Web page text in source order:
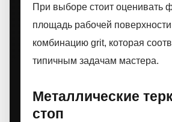
При выборе стоит оценивать
площадь рабочей
комбинацию grit, которая
типичным задачам мастера.
Металлические
стоп